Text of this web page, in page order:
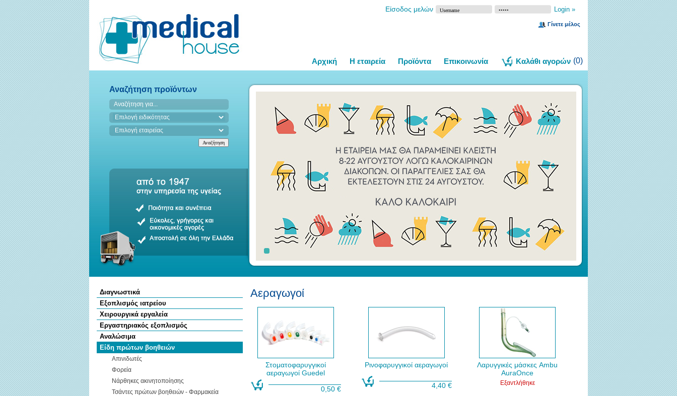
Είσοδος μελών
Γίνετε μέλος
Αρχική Η εταιρεία Προϊόντα Επικοινωνία Καλάθι αγορών (0)
Αναζήτηση προϊόντων
Διαγνωστικά
Εξοπλισμός ιατρείου
Χειρουργικά εργαλεία
Εργαστηριακός εξοπλισμός
Αναλώσιμα
Είδη πρώτων βοηθειών
Απινιδωτές
Φορεία
Νάρθηκες ακινητοποίησης
Τσάντες πρώτων βοηθειών - Φαρμακεία
Αεραγωγοί
Στοματοφαρυγγικοί
αεραγωγοί Guedel
0,50 €
Ρινοφαρυγγικοί αεραγωγοί
4,40 €
Λαρυγγικές μάσκες Ambu
AuraOnce
Εξαντλήθηκε